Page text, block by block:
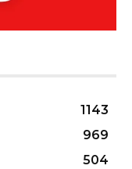
1143
969
504